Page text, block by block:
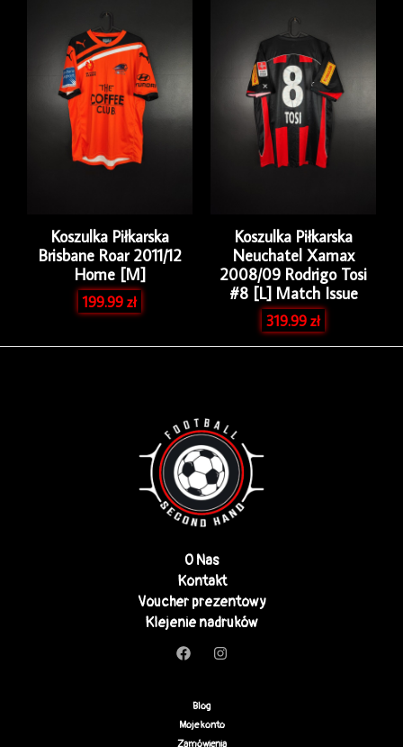
Koszulka Piłkarska
Brisbane Roar 2011/12
Home [M]
199.99zł
Koszulka Piłkarska
Neuchatel Xamax
2008/09 Rodrigo Tosi
#8 [L] Match Issue
319.99zł
O Nas
Kontakt
Voucher prezentowy
Klejenie nadruków
Blog
Moje konto
Zamówienia